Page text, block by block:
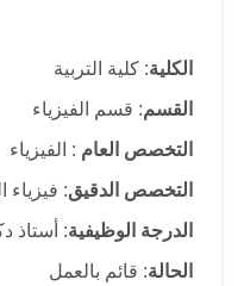
الكلية: كلية التربية
القسم: قسم الفيزياء
التخصص العام : الفيزياء
التخصص الدقيق: فيزياء
الدرجة الوظيفية: أستاذ
الحالة: قائم بالعمل